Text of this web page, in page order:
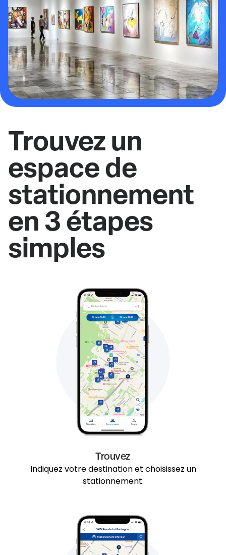
Trouvez un
espace de
stationnement
en 3 étapes
simples
Trouvez
Indiquez votre destination et choisissez un
stationnement.